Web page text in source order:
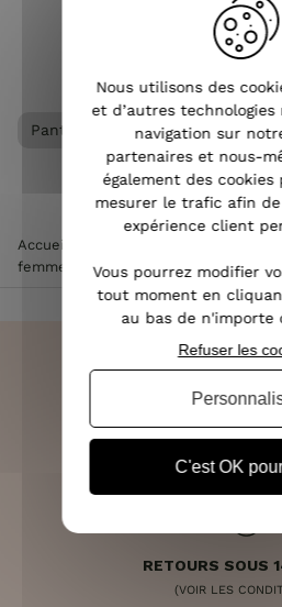
VOIR
Pantalon femme Pantalon
Accueil
femme
Pantalon femme fluide bleu
LIVRAISON
RETOURS SOUS
(VOIR LES
Nous utilisons des
et d’autres technologies
navigation sur
partenaires et nous-
également des
mesurer le trafic afin
expérience client
Vous pourrez modifier
tout moment en
au bas de n'importe
C'est OK
Refuser les